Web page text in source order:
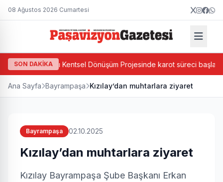
08 Ağustos 2026 Cumartesi
SON DAKİKA
Ada Bazlı Kentsel Dönüşüm Projesinde karot süreci başladı
Ana Sayfa Bayrampaşa Kızılay’dan muhtarlara ziyaret
Bayrampaşa 02.10.2025
Kızılay’dan muhtarlara ziyaret
Kızılay Bayrampaşa Şube Başkanı Erkan